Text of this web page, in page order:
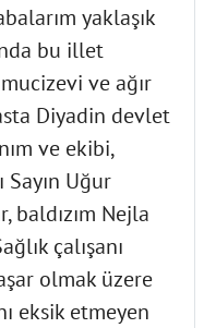
yaklaşık
bu illet
ve ağır
Diyadin devlet
ve ekibi,
Uğur
baldızım Nejla
çalışanı
olmak üzere
eksik etmeyen